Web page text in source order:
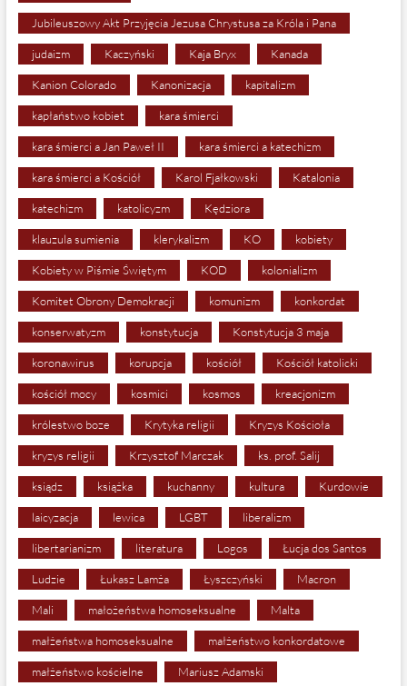
Jubileuszowy Akt Przyjęcia Jezusa Chrystusa za Króla i Pana
judaizm Kaczyński Kaja Bryx Kanada
Kanion Colorado Kanonizacja kapitalizm
kapłaństwo kobiet kara śmierci
kara śmierci a Jan Paweł II kara śmierci a katechizm
kara śmierci a Kościół Karol Fjałkowski Katalonia
katechizm katolicyzm Kędziora
klauzula sumienia klerykalizm KO kobiety
Kobiety w Piśmie Świętym KOD kolonializm
Komitet Obrony Demokracji komunizm konkordat
konserwatyzm konstytucja Konstytucja 3 maja
koronawirus korupcja kościół Kościół katolicki
kościół mocy kosmici kosmos kreacjonizm
królestwo boze Krytyka religii Kryzys Kościoła
kryzys religii Krzysztof Marczak ks. prof. Salij
ksiądz książka kuchanny kultura Kurdowie
laicyzacja lewica LGBT liberalizm
libertarianizm literatura Logos Łucja dos Santos
Ludzie Łukasz Lamża Łyszczyński Macron
Mali małożeństwa homoseksualne Malta
małżeństwa homoseksualne małżeństwo konkordatowe
małżeństwo kościelne Mariusz Adamski